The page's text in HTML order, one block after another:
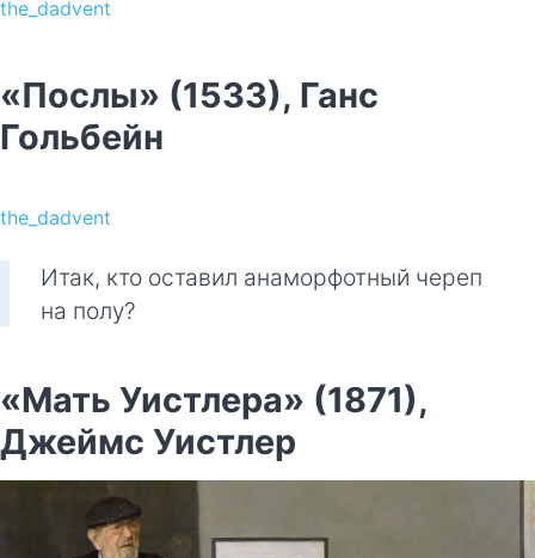
the_dadvent
«Послы» (1533), Ганс
Гольбейн
the_dadvent
Итак, кто оставил анаморфотный череп
на полу?
«Мать Уистлера» (1871),
Джеймс Уистлер